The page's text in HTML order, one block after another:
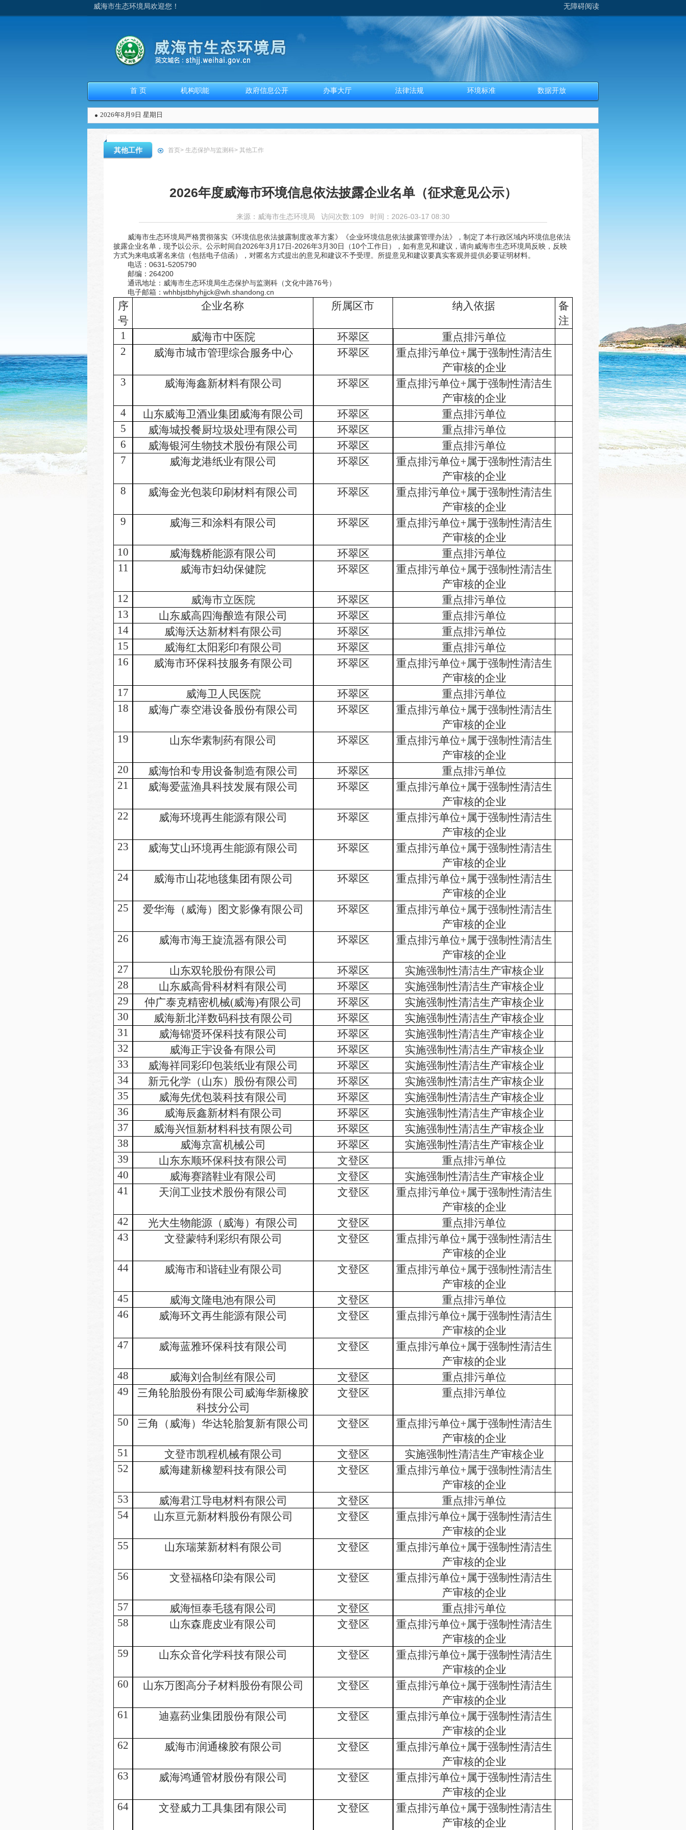
威海市生态环境局欢迎您！ 无障碍阅读
首 页 机构职能 政府信息公开 办事大厅 法律法规 环境标准 数据开放
2026年8月9日 星期日
其他工作 首页> 生态保护与监测科> 其他工作
2026年度威海市环境信息依法披露企业名单（征求意见公示）
来源： 威海市生态环境局 访问次数:109 时间：2026-03-17 08:30
威海市生态环境局严格贯彻落实《环境信息依法披露制度改革方案》《企业环境信息依法披露管理办法》，制定了本行政区域内环境信息依法
披露企业名单，现予以公示。公示时间自2026年3月17日-2026年3月30日（10个工作日），如有意见和建议，请向威海市生态环境局反映，反映
方式为来电或署名来信（包括电子信函），对匿名方式提出的意见和建议不予受理。所提意见和建议要真实客观并提供必要证明材料。
电话：0631-5205790
邮编：264200
通讯地址：威海市生态环境局生态保护与监测科（文化中路76号）
电子邮箱：whhbjstbhyhjjck@wh.shandong.cn
序
号
企业名称 所属区市 纳入依据
备
注
1
威海市中医院 环翠区
重点排污单位
2
威海市城市管理综合服务中心 环翠区
重点排污单位+属于强制性清洁生
产审核的企业
3
威海海鑫新材料有限公司 环翠区
重点排污单位+属于强制性清洁生
产审核的企业
4
山东威海卫酒业集团威海有限公司 环翠区
重点排污单位
5
威海城投餐厨垃圾处理有限公司 环翠区
重点排污单位
6
威海银河生物技术股份有限公司 环翠区
重点排污单位
7
威海龙港纸业有限公司 环翠区
重点排污单位+属于强制性清洁生
产审核的企业
8
威海金光包装印刷材料有限公司 环翠区
重点排污单位+属于强制性清洁生
产审核的企业
9
威海三和涂料有限公司 环翠区
重点排污单位+属于强制性清洁生
产审核的企业
10
威海魏桥能源有限公司 环翠区
重点排污单位
11
威海市妇幼保健院 环翠区
重点排污单位+属于强制性清洁生
产审核的企业
12
威海市立医院 环翠区
重点排污单位
13
山东威高四海酿造有限公司 环翠区
重点排污单位
14
威海沃达新材料有限公司 环翠区
重点排污单位
15
威海红太阳彩印有限公司 环翠区
重点排污单位
16
威海市环保科技服务有限公司 环翠区
重点排污单位+属于强制性清洁生
产审核的企业
17
威海卫人民医院 环翠区
重点排污单位
18
威海广泰空港设备股份有限公司 环翠区
重点排污单位+属于强制性清洁生
产审核的企业
19
山东华素制药有限公司 环翠区
重点排污单位+属于强制性清洁生
产审核的企业
20
威海怡和专用设备制造有限公司 环翠区
重点排污单位
21
威海爱蓝渔具科技发展有限公司 环翠区
重点排污单位+属于强制性清洁生
产审核的企业
22
威海环境再生能源有限公司 环翠区
重点排污单位+属于强制性清洁生
产审核的企业
23
威海艾山环境再生能源有限公司 环翠区
重点排污单位+属于强制性清洁生
产审核的企业
24
威海市山花地毯集团有限公司 环翠区
重点排污单位+属于强制性清洁生
产审核的企业
25
爱华海（威海）图文影像有限公司 环翠区
重点排污单位+属于强制性清洁生
产审核的企业
26
威海市海王旋流器有限公司 环翠区
重点排污单位+属于强制性清洁生
产审核的企业
27
山东双轮股份有限公司 环翠区
实施强制性清洁生产审核企业
28
山东威高骨科材料有限公司 环翠区
实施强制性清洁生产审核企业
29
仲广泰克精密机械(威海)有限公司 环翠区
实施强制性清洁生产审核企业
30
威海新北洋数码科技有限公司 环翠区
实施强制性清洁生产审核企业
31
威海锦贤环保科技有限公司 环翠区
实施强制性清洁生产审核企业
32
威海正宇设备有限公司 环翠区
实施强制性清洁生产审核企业
33
威海祥同彩印包装纸业有限公司 环翠区
实施强制性清洁生产审核企业
34
新元化学（山东）股份有限公司 环翠区
实施强制性清洁生产审核企业
35
威海先优包装科技有限公司 环翠区
实施强制性清洁生产审核企业
36
威海辰鑫新材料有限公司 环翠区
实施强制性清洁生产审核企业
37
威海兴恒新材料科技有限公司 环翠区
实施强制性清洁生产审核企业
38
威海京富机械公司 环翠区
实施强制性清洁生产审核企业
39
山东东顺环保科技有限公司 文登区
重点排污单位
40
威海赛踏鞋业有限公司 文登区
实施强制性清洁生产审核企业
41
天润工业技术股份有限公司 文登区
重点排污单位+属于强制性清洁生
产审核的企业
42
光大生物能源（威海）有限公司 文登区
重点排污单位
43
文登蒙特利彩织有限公司 文登区
重点排污单位+属于强制性清洁生
产审核的企业
44
威海市和谐硅业有限公司 文登区
重点排污单位+属于强制性清洁生
产审核的企业
45
威海文隆电池有限公司 文登区
重点排污单位
46
威海环文再生能源有限公司 文登区
重点排污单位+属于强制性清洁生
产审核的企业
47
威海蓝雅环保科技有限公司 文登区
重点排污单位+属于强制性清洁生
产审核的企业
48
威海刘合制丝有限公司 文登区
重点排污单位
49
三角轮胎股份有限公司威海华新橡胶
科技分公司
文登区 重点排污单位
50 三角（威海）华达轮胎复新有限公司 文登区
重点排污单位+属于强制性清洁生
产审核的企业
51
文登市凯程机械有限公司 文登区
实施强制性清洁生产审核企业
52
威海建新橡塑科技有限公司 文登区
重点排污单位+属于强制性清洁生
产审核的企业
53
威海君江导电材料有限公司 文登区
重点排污单位
54
山东亘元新材料股份有限公司 文登区
重点排污单位+属于强制性清洁生
产审核的企业
55
山东瑞莱新材料有限公司 文登区
重点排污单位+属于强制性清洁生
产审核的企业
56
文登福格印染有限公司 文登区
重点排污单位+属于强制性清洁生
产审核的企业
57
威海恒泰毛毯有限公司 文登区
重点排污单位
58
山东森鹿皮业有限公司 文登区
重点排污单位+属于强制性清洁生
产审核的企业
59
山东众音化学科技有限公司 文登区
重点排污单位+属于强制性清洁生
产审核的企业
60
山东万图高分子材料股份有限公司 文登区
重点排污单位+属于强制性清洁生
产审核的企业
61
迪嘉药业集团股份有限公司 文登区
重点排污单位+属于强制性清洁生
产审核的企业
62
威海市润通橡胶有限公司 文登区
重点排污单位+属于强制性清洁生
产审核的企业
63
威海鸿通管材股份有限公司 文登区
重点排污单位+属于强制性清洁生
产审核的企业
64
文登威力工具集团有限公司 文登区
重点排污单位+属于强制性清洁生
产审核的企业